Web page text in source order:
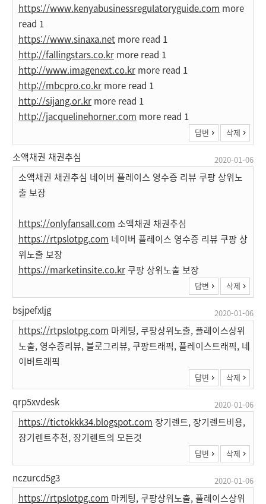
https://www.kenyabusinessregulatoryguide.com more
read 1
https://www.sinaxa.net more read 1
http://fallingstars.co.kr more read 1
http://www.imagenext.co.kr more read 1
http://mbcpro.co.kr more read 1
http://sijang.or.kr more read 1
http://jacquelinehorner.com more read 1
답변 삭제
소액채권 채권추심 2020-01-06
소액채권 채권추심 네이버 플레이스 영수증 리뷰 쿠팡 상위노
출 보장
https://onlyfansall.com 소액채권 채권추심
https://rtpslotpg.com 네이버 플레이스 영수증 리뷰 쿠팡 상
위노출 보장
https://marketinsite.co.kr쿠팡 상위노출 보장
답변 삭제
bsjpefxljg 2020-01-06
https://rtpslotpg.com 마케팅, 쿠팡상위노출, 플레이스상위
노출, 영수증리뷰, 블로그리뷰, 쿠팡트래픽, 플레이스트래픽, 네
이버트래픽
답변 삭제
qrp5xvdesk 2020-01-06
https://tictokkk34.blogspot.com 장기렌트, 장기렌트비용,
장기렌트추천, 장기렌트의 모든것
답변 삭제
nczurcd5g3 2020-01-06
https://rtpslotpg.com 마케팅, 쿠팡상위노출, 플레이스상위